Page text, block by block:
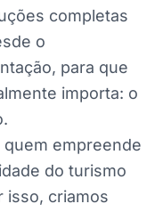
completas
o
para que
importa: o
empreende
do turismo
isso, criamos